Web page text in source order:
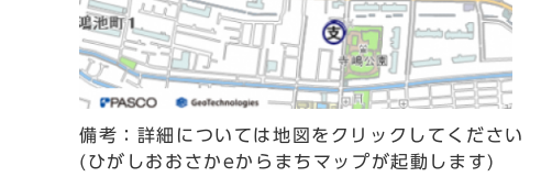
備考：詳細については地図をクリックしてください
(ひがしおおさかeからまちマップが起動します)